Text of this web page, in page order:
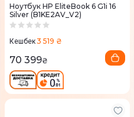
Ноутбук HP EliteBook 6 G1i 16
Silver (B1KE2AV_V2)
Кешбек3 519 ₴
70 399₴